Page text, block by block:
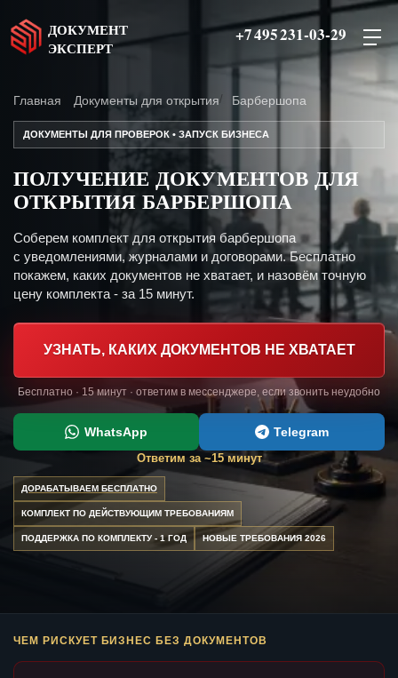
ДОКУМЕНТ
ЭКСПЕРТ
+7 495 231-03-29
Главная Документы для открытия Барбершопа
ДОКУМЕНТЫ ДЛЯ ПРОВЕРОК • ЗАПУСК БИЗНЕСА
ПОЛУЧЕНИЕ ДОКУМЕНТОВ ДЛЯ
ОТКРЫТИЯ БАРБЕРШОПА
Соберем комплект для открытия барбершопа
с уведомлениями, журналами и договорами. Бесплатно
покажем, каких документов не хватает, и назовём точную
цену комплекта - за 15 минут.
УЗНАТЬ, КАКИХ ДОКУМЕНТОВ НЕ ХВАТАЕТ
Бесплатно · 15 минут · ответим в мессенджере, если звонить неудобно
WhatsApp Telegram
Ответим за ~15 минут
ДОРАБАТЫВАЕМ БЕСПЛАТНО
КОМПЛЕКТ ПО ДЕЙСТВУЮЩИМ ТРЕБОВАНИЯМ
ПОДДЕРЖКА ПО КОМПЛЕКТУ - 1 ГОД НОВЫЕ ТРЕБОВАНИЯ 2026
ЧЕМ РИСКУЕТ БИЗНЕС БЕЗ ДОКУМЕНТОВ